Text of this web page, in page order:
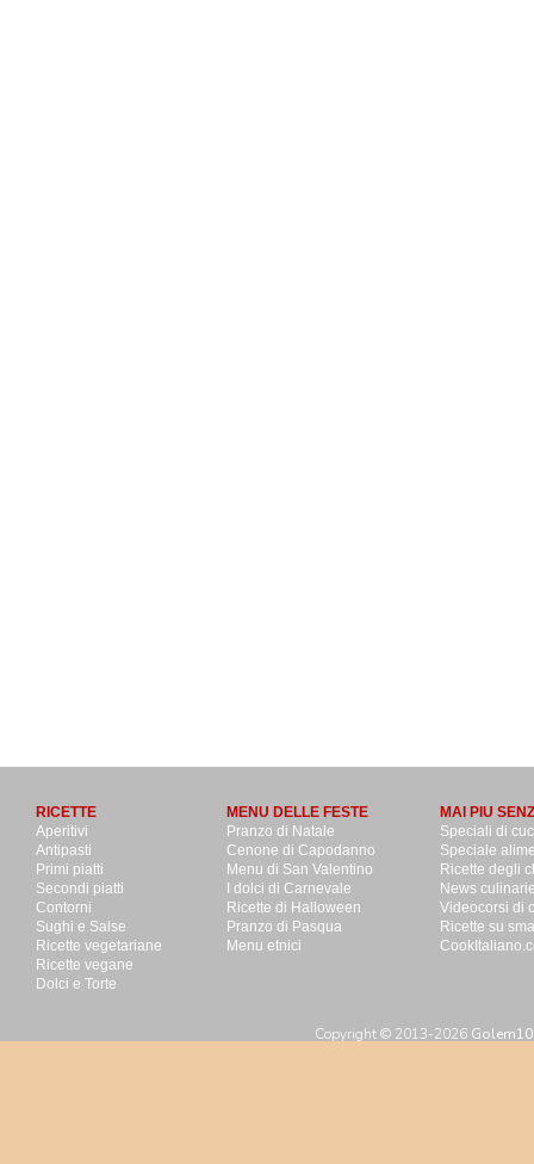
RICETTE
Aperitivi
Antipasti
Primi piatti
Secondi piatti
Contorni
Sughi e Salse
Ricette vegetariane
Ricette vegane
Dolci e Torte
MENU DELLE FESTE
Pranzo di Natale
Cenone di Capodanno
Menu di San Valentino
I dolci di Carnevale
Ricette di Halloween
Pranzo di Pasqua
Menu etnici
MAI PIU
Speciali di
Speciale
Ricette degli
News
Videocorsi di
Ricette su
Copyright © 2013-2026